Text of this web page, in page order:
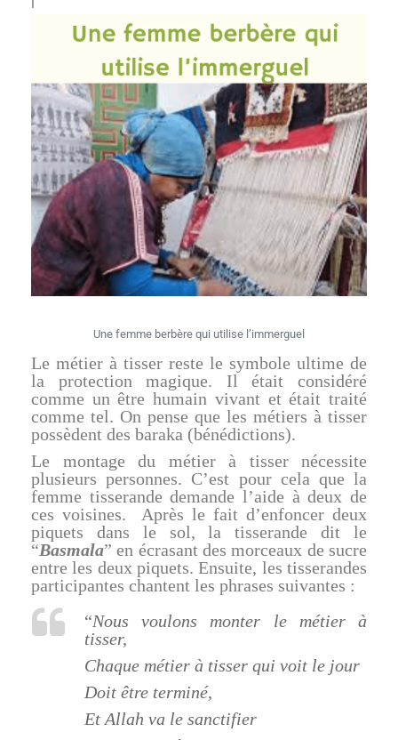
Une femme berbère qui utilise l’immerguel
Le métier à tisser reste le symbole ultime de
la protection magique. Il était considéré
comme un être humain vivant et était traité
comme tel. On pense que les métiers à tisser
possèdent des baraka (bénédictions).
Le montage du métier à tisser nécessite
plusieurs personnes. C’est pour cela que la
femme tisserande demande l’aide à deux de
ces voisines. Après le fait d’enfoncer deux
piquets dans le sol, la tisserande dit le
“Basmala” en écrasant des morceaux de sucre
entre les deux piquets. Ensuite, les tisserandes
participantes chantent les phrases suivantes :
“Nous voulons monter le métier à
tisser,
Chaque métier à tisser qui voit le jour
Doit être terminé,
Et Allah va le sanctifier